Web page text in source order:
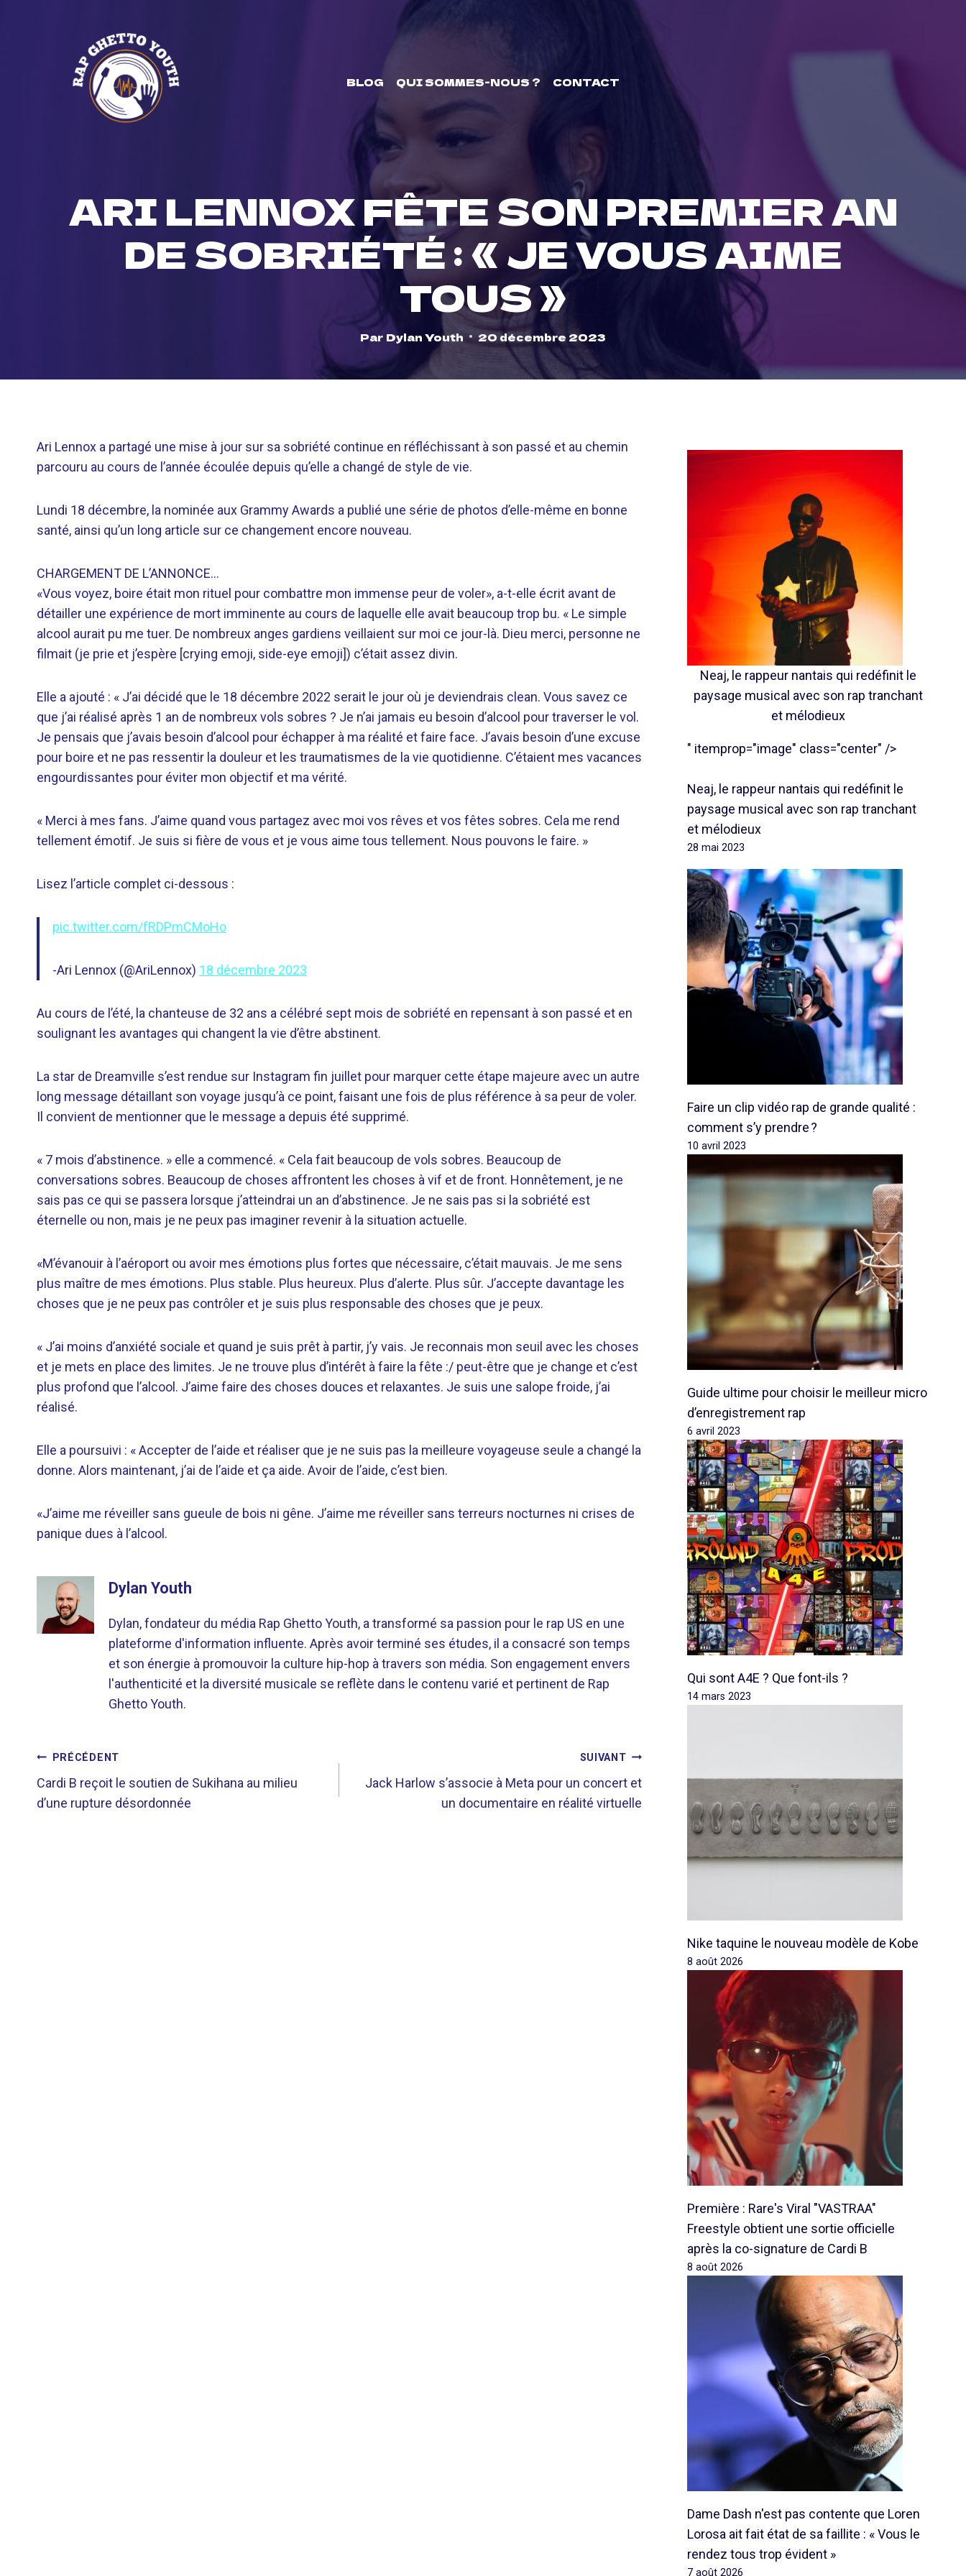
BLOG QUI SOMMES-NOUS ? CONTACT
ARI LENNOX FÊTE SON PREMIER AN
DE SOBRIÉTÉ : « JE VOUS AIME
TOUS »
Par Dylan Youth 20 décembre 2023
Ari Lennox a partagé une mise à jour sur sa sobriété continue en réfléchissant à son passé et au chemin
parcouru au cours de l’année écoulée depuis qu’elle a changé de style de vie.
Lundi 18 décembre, la nominée aux Grammy Awards a publié une série de photos d’elle-même en bonne
santé, ainsi qu’un long article sur ce changement encore nouveau.
CHARGEMENT DE L’ANNONCE…
«Vous voyez, boire était mon rituel pour combattre mon immense peur de voler», a-t-elle écrit avant de
détailler une expérience de mort imminente au cours de laquelle elle avait beaucoup trop bu. « Le simple
alcool aurait pu me tuer. De nombreux anges gardiens veillaient sur moi ce jour-là. Dieu merci, personne ne
filmait (je prie et j’espère [crying emoji, side-eye emoji]) c’était assez divin.
Elle a ajouté : « J’ai décidé que le 18 décembre 2022 serait le jour où je deviendrais clean. Vous savez ce
que j’ai réalisé après 1 an de nombreux vols sobres ? Je n’ai jamais eu besoin d’alcool pour traverser le vol.
Je pensais que j’avais besoin d’alcool pour échapper à ma réalité et faire face. J’avais besoin d’une excuse
pour boire et ne pas ressentir la douleur et les traumatismes de la vie quotidienne. C’étaient mes vacances
engourdissantes pour éviter mon objectif et ma vérité.
« Merci à mes fans. J’aime quand vous partagez avec moi vos rêves et vos fêtes sobres. Cela me rend
tellement émotif. Je suis si fière de vous et je vous aime tous tellement. Nous pouvons le faire. »
Lisez l’article complet ci-dessous :
pic.twitter.com/fRDPmCMoHo
-Ari Lennox (@AriLennox) 18 décembre 2023
Au cours de l’été, la chanteuse de 32 ans a célébré sept mois de sobriété en repensant à son passé et en
soulignant les avantages qui changent la vie d’être abstinent.
La star de Dreamville s’est rendue sur Instagram fin juillet pour marquer cette étape majeure avec un autre
long message détaillant son voyage jusqu’à ce point, faisant une fois de plus référence à sa peur de voler.
Il convient de mentionner que le message a depuis été supprimé.
« 7 mois d’abstinence. » elle a commencé. « Cela fait beaucoup de vols sobres. Beaucoup de
conversations sobres. Beaucoup de choses affrontent les choses à vif et de front. Honnêtement, je ne
sais pas ce qui se passera lorsque j’atteindrai un an d’abstinence. Je ne sais pas si la sobriété est
éternelle ou non, mais je ne peux pas imaginer revenir à la situation actuelle.
«M’évanouir à l’aéroport ou avoir mes émotions plus fortes que nécessaire, c’était mauvais. Je me sens
plus maître de mes émotions. Plus stable. Plus heureux. Plus d’alerte. Plus sûr. J’accepte davantage les
choses que je ne peux pas contrôler et je suis plus responsable des choses que je peux.
« J’ai moins d’anxiété sociale et quand je suis prêt à partir, j’y vais. Je reconnais mon seuil avec les choses
et je mets en place des limites. Je ne trouve plus d’intérêt à faire la fête :/ peut-être que je change et c’est
plus profond que l’alcool. J’aime faire des choses douces et relaxantes. Je suis une salope froide, j’ai
réalisé.
Elle a poursuivi : « Accepter de l’aide et réaliser que je ne suis pas la meilleure voyageuse seule a changé la
donne. Alors maintenant, j’ai de l’aide et ça aide. Avoir de l’aide, c’est bien.
«J’aime me réveiller sans gueule de bois ni gêne. J’aime me réveiller sans terreurs nocturnes ni crises de
panique dues à l’alcool.
Dylan Youth
Dylan, fondateur du média Rap Ghetto Youth, a transformé sa passion pour le rap US en une
plateforme d'information influente. Après avoir terminé ses études, il a consacré son temps
et son énergie à promouvoir la culture hip-hop à travers son média. Son engagement envers
l'authenticité et la diversité musicale se reflète dans le contenu varié et pertinent de Rap
Ghetto Youth.
NAVIGATION
DE
PRÉCÉDENT
Cardi B reçoit le soutien de Sukihana au milieu
d’une rupture désordonnée
SUIVANT
Jack Harlow s’associe à Meta pour un concert et
un documentaire en réalité virtuelle
Neaj, le rappeur nantais qui redéfinit le
paysage musical avec son rap tranchant
et mélodieux
" itemprop="image" class="center" />
Neaj, le rappeur nantais qui redéfinit le
paysage musical avec son rap tranchant
et mélodieux
28 mai 2023
Faire un clip vidéo rap de grande qualité :
comment s’y prendre ?
10 avril 2023
Guide ultime pour choisir le meilleur micro
d’enregistrement rap
6 avril 2023
Qui sont A4E ? Que font-ils ?
14 mars 2023
Nike taquine le nouveau modèle de Kobe
8 août 2026
Première : Rare's Viral "VASTRAA"
Freestyle obtient une sortie officielle
après la co-signature de Cardi B
8 août 2026
Dame Dash n'est pas contente que Loren
Lorosa ait fait état de sa faillite : « Vous le
rendez tous trop évident »
7 août 2026